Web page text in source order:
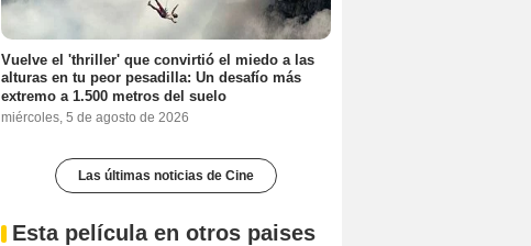
Vuelve el 'thriller' que convirtió el miedo a las
alturas en tu peor pesadilla: Un desafío más
extremo a 1.500 metros del suelo
miércoles, 5 de agosto de 2026
Las últimas noticias de Cine
Esta película en otros paises